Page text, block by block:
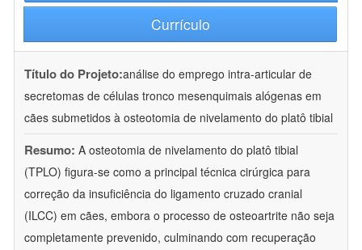
Currículo
Título do Projeto:análise do emprego intra-articular de
secretomas de células tronco mesenquimais alógenas em
cães submetidos à osteotomia de nivelamento do platô tibial
Resumo: A osteotomia de nivelamento do platô tibial
(TPLO) figura-se como a principal técnica cirúrgica para
correção da insuficiência do ligamento cruzado cranial
(ILCC) em cães, embora o processo de osteoartrite não seja
completamente prevenido, culminando com recuperação